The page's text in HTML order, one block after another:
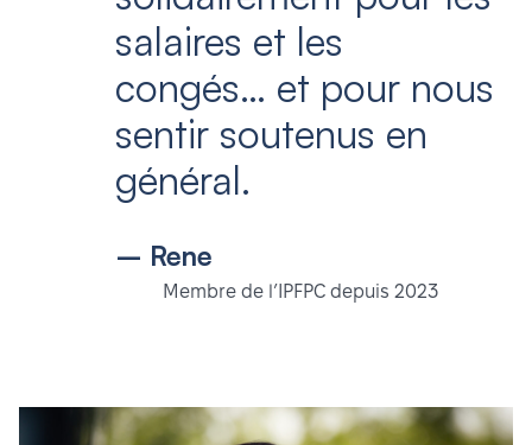
salaires et les
congés… et pour nous
sentir soutenus en
général.
– Rene
Membre de l’IPFPC depuis 2023